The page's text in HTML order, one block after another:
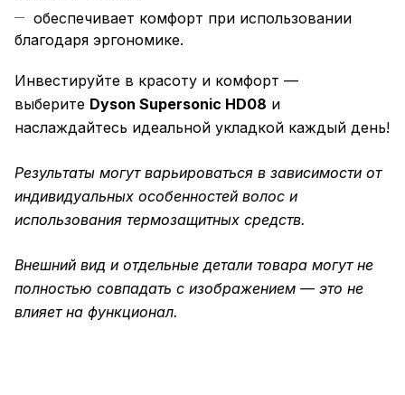
обеспечивает комфорт при использовании
благодаря эргономике.
Инвестируйте в красоту и комфорт —
выберите Dyson Supersonic HD08 и
наслаждайтесь идеальной укладкой каждый день!
Результаты могут варьироваться в зависимости от
индивидуальных особенностей волос и
использования термозащитных средств.
Внешний вид и отдельные детали товара могут не
полностью совпадать с изображением — это не
влияет на функционал.